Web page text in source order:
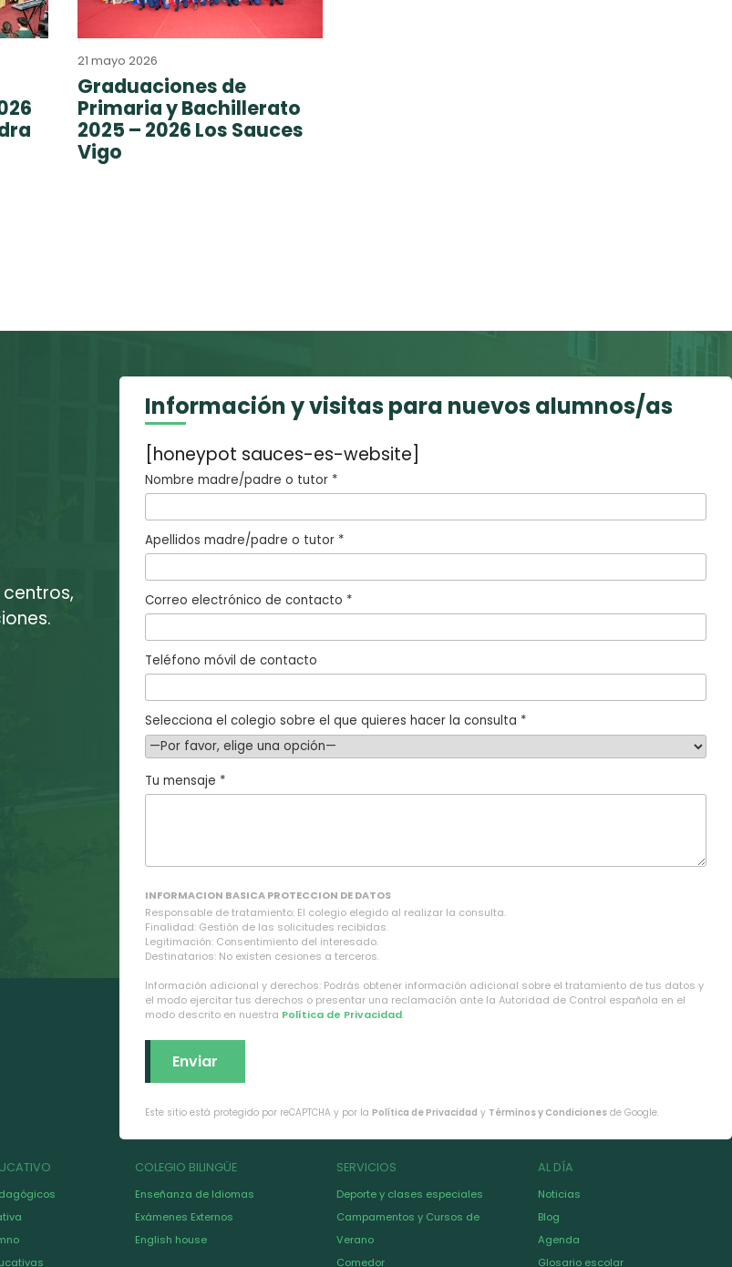
21 mayo 2026
Graduaciones de
Primaria y Bachillerato
2025 – 2026 Los Sauces
Vigo
Información y visitas para nuevos alumnos/as
[honeypot sauces-es-website]
Nombre madre/padre o tutor *
Apellidos madre/padre o tutor *
Correo electrónico de contacto *
Teléfono móvil de contacto
Selecciona el colegio sobre el que quieres hacer la consulta *
Tu mensaje *
INFORMACION BASICA PROTECCION DE DATOS
Responsable de tratamiento: El colegio elegido al realizar la consulta.
Finalidad: Gestión de las solicitudes recibidas.
Legitimación: Consentimiento del interesado.
Destinatarios: No existen cesiones a terceros.
Información adicional y derechos: Podrás obtener información adicional sobre el tratamiento de tus datos y
el modo ejercitar tus derechos o presentar una reclamación ante la Autoridad de Control española en el
modo descrito en nuestra Política de Privacidad.
Este sitio está protegido por reCAPTCHA y por la Política de Privacidad y Términos y Condiciones de Google.
COLEGIO BILINGÜE
Enseñanza de Idiomas
Exámenes Externos
English house
SERVICIOS
Deporte y clases especiales
Campamentos y Cursos de
Verano
Comedor
AL DÍA
Noticias
Blog
Agenda
Glosario escolar